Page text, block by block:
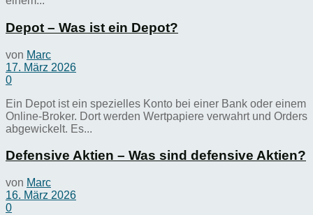
Depot – Was ist ein Depot?
von Marc
17. März 2026
0
Ein Depot ist ein spezielles Konto bei einer Bank oder einem
Online-Broker. Dort werden Wertpapiere verwahrt und Orders
abgewickelt. Es...
Defensive Aktien – Was sind defensive Aktien?
von Marc
16. März 2026
0